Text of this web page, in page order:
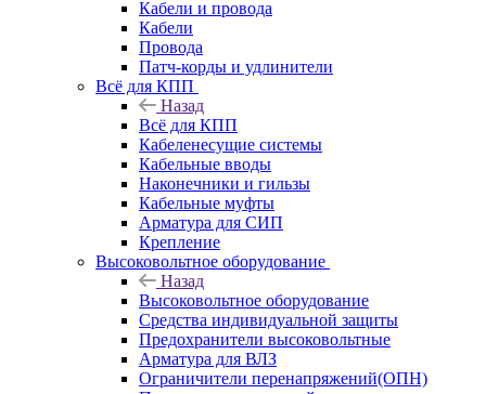
Кабели и провода
Кабели
Провода
Патч-корды и удлинители
Всё для КПП
Назад
Всё для КПП
Кабеленесущие системы
Кабельные вводы
Наконечники и гильзы
Кабельные муфты
Арматура для СИП
Крепление
Высоковольтное оборудование
Назад
Высоковольтное оборудование
Средства индивидуальной защиты
Предохранители высоковольтные
Арматура для ВЛЗ
Ограничители перенапряжений(ОПН)